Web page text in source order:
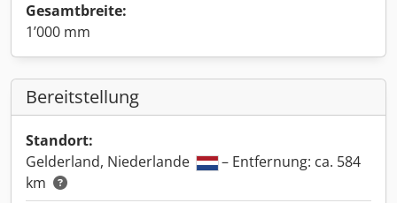
Gesamtbreite:
1’000 mm
Bereitstellung
Standort:
Gelderland, Niederlande
– Entfernung: ca. 584
km